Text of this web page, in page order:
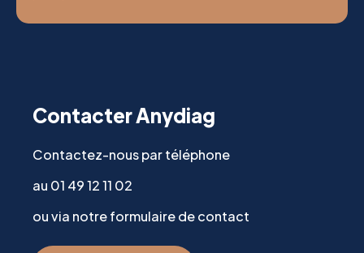
Contacter Anydiag
Contactez-nous par téléphone
au 01 49 12 11 02
ou via notre formulaire de contact